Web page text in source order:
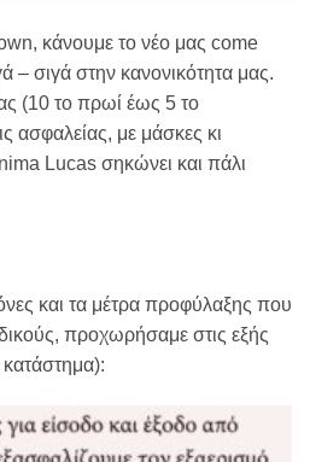
κάνουμε το νέο μας come
– σιγά στην κανονικότητα μας.
(10 το πρωί έως 5 το
ασφαλείας, με μάσκες κι
Lucas σηκώνει και πάλι
και τα μέτρα προφύλαξης που
προχωρήσαμε στις εξής